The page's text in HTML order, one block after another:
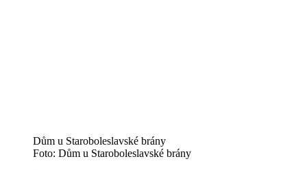
Dům u Staroboleslavské brány
Foto: Dům u Staroboleslavské brány